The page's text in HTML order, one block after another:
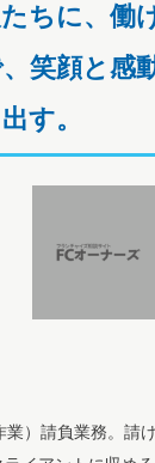
ちに、働
笑顔と感
す。
業）請負業務。請